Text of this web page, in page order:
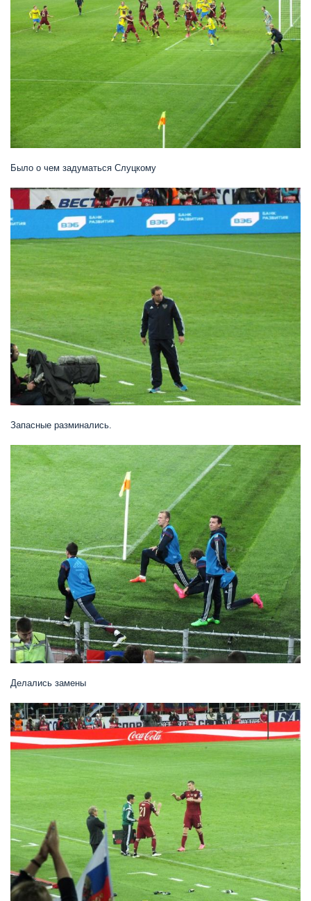
Было о чем задуматься Слуцкому
Запасные разминались.
Делались замены